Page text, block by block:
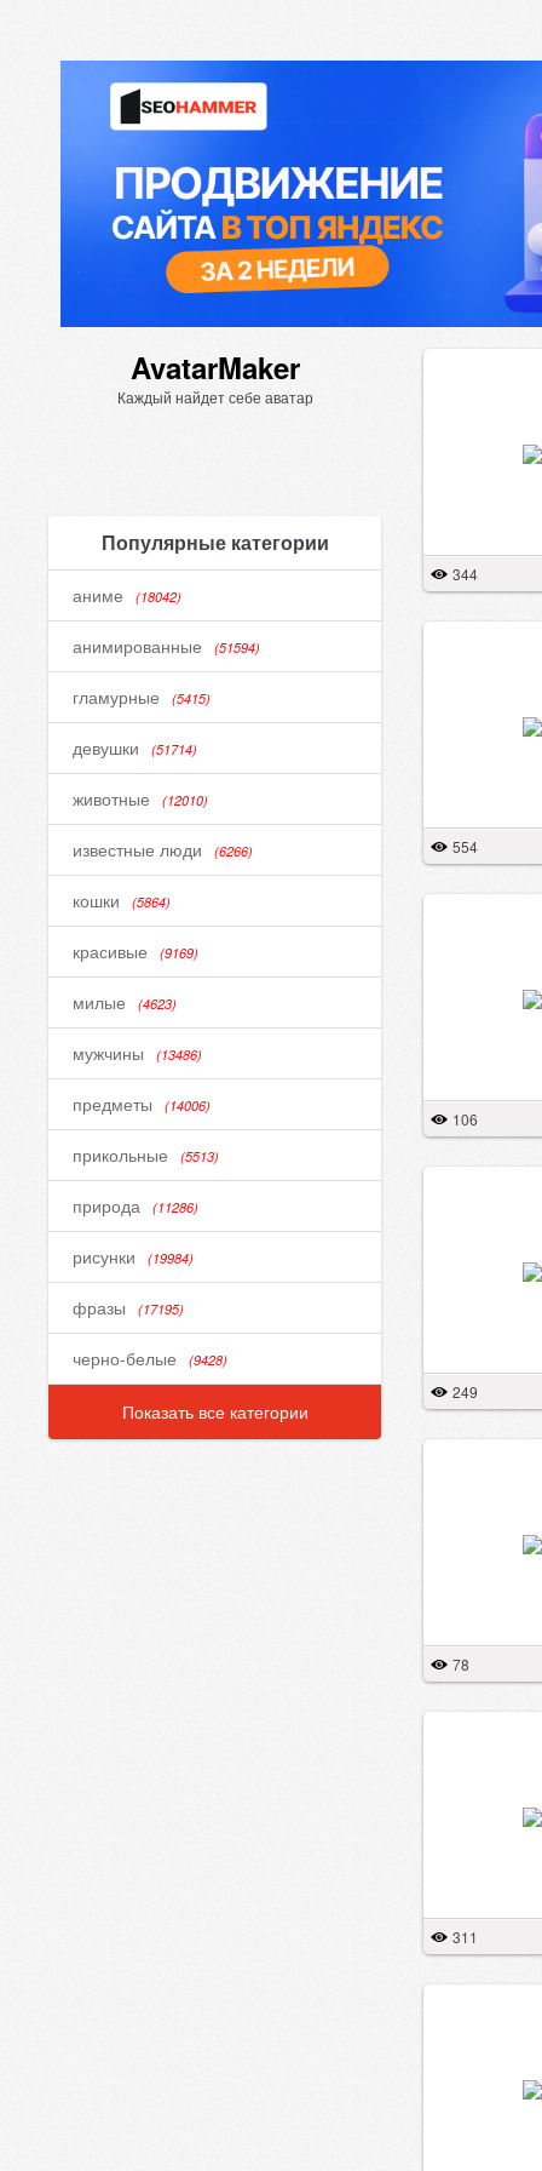
AvatarMaker
Каждый найдет себе аватар
Популярные категории
аниме (18042)
анимированные (51594)
гламурные (5415)
девушки (51714)
животные (12010)
известные люди (6266)
кошки (5864)
красивые (9169)
милые (4623)
мужчины (13486)
предметы (14006)
прикольные (5513)
природа (11286)
рисунки (19984)
фразы (17195)
черно-белые (9428)
Показать все категории
344
554
106
249
78
311